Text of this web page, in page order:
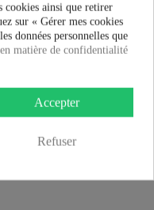
cookies ainsi que retirer
sur « Gérer mes cookies
données personnelles que
matière de confidentialité
Accepter
Refuser